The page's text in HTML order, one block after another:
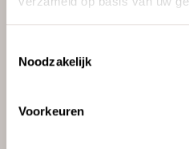
Noodzakelijk
Voorkeuren
zich thuis voelt.